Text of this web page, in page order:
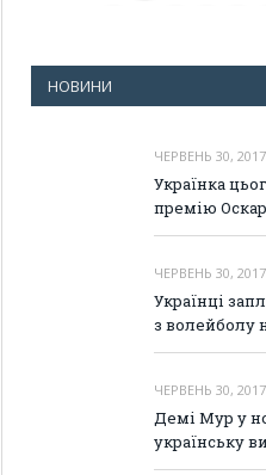
НОВИНИ
ЧЕРВЕНЬ 30, 2017
Українка
премію Оскар
ЧЕРВЕНЬ 30, 2017
Українці
з волейболу
ЧЕРВЕНЬ 30, 2017
Демі Мур у
українську